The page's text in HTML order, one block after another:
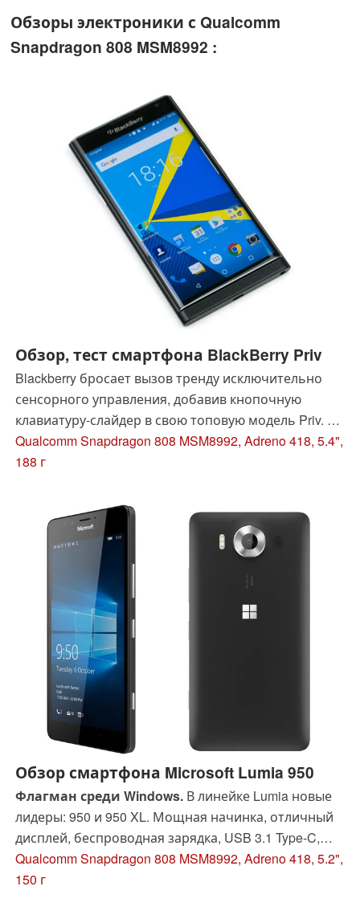
Обзоры электроники с Qualcomm
Snapdragon 808 MSM8992 :
Обзор, тест смартфона BlackBerry Priv
Blackberry бросает вызов тренду исключительно
сенсорного управления, добавив кнопочную
клавиатуру-слайдер в свою топовую модель Priv. В
нашем отчёте рассказываем, насколько успешен
этот баланс между классикой и современностью и
Qualcomm Snapdragon 808 MSM8992, Adreno 418, 5.4",
188 г
Обзор смартфона Microsoft Lumia 950
Флагман среди Windows.В линейке Lumia новые
лидеры: 950 и 950 XL. Мощная начинка, отличный
дисплей, беспроводная зарядка, USB 3.1 Type-C,
слот для карты памяти, сменная батарея, сканер
сетчатки глаза и множество интересных функций…
Qualcomm Snapdragon 808 MSM8992, Adreno 418, 5.2",
150 г